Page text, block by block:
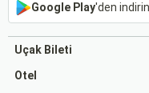
Google Play'den indirin
Uçak Bileti
Otel